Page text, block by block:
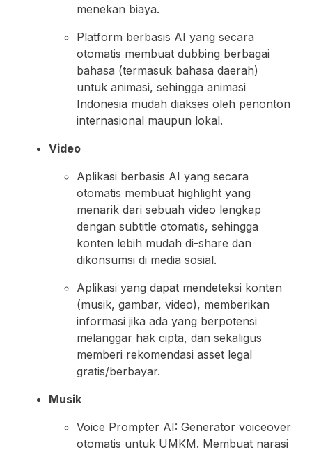
menekan biaya.
Platform berbasis AI yang secara
otomatis membuat dubbing berbagai
bahasa (termasuk bahasa daerah)
untuk animasi, sehingga animasi
Indonesia mudah diakses oleh penonton
internasional maupun lokal.
Video
Aplikasi berbasis AI yang secara
otomatis membuat highlight yang
menarik dari sebuah video lengkap
dengan subtitle otomatis, sehingga
konten lebih mudah di-share dan
dikonsumsi di media sosial.
Aplikasi yang dapat mendeteksi konten
(musik, gambar, video), memberikan
informasi jika ada yang berpotensi
melanggar hak cipta, dan sekaligus
memberi rekomendasi asset legal
gratis/berbayar.
Musik
Voice Prompter AI: Generator voiceover
otomatis untuk UMKM. Membuat narasi